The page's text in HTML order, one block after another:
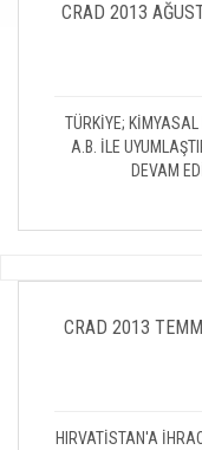
CRAD 2013
TÜRKİYE;
A.B. İLE
DEVAM
CRAD 2013
HIRVATİSTAN'A